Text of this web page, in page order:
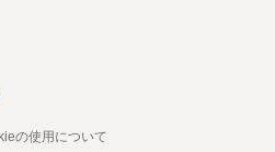
の使用について